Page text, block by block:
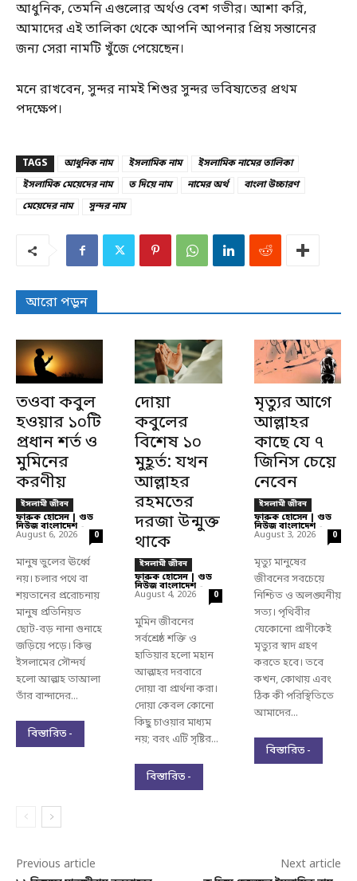
আধুনিক, তেমনি এগুলোর অর্থও বেশ গভীর। আশা করি,
আমাদের এই তালিকা থেকে আপনি আপনার প্রিয় সন্তানের
জন্য সেরা নামটি খুঁজে পেয়েছেন।
মনে রাখবেন, সুন্দর নামই শিশুর সুন্দর ভবিষ্যতের প্রথম
পদক্ষেপ।
TAGS আধুনিক নাম ইসলামিক নাম
ইসলামিক নামের তালিকা
ইসলামিক মেয়েদের নাম
ত দিয়ে নাম নামের অর্থ
বাংলা উচ্চারণ
মেয়েদের নাম
সুন্দর নাম
আরো পড়ুন
তওবা কবুল
হওয়ার ১০টি
প্রধান শর্ত ও
মুমিনের
করণীয়
ইসলামী জীবন
ফারুক হোসেন | গুড
নিউজ বাংলাদেশ -
August 6, 2026 0
মানুষ ভুলের ঊর্ধ্বে
নয়। চলার পথে বা
শয়তানের প্ররোচনায়
মানুষ প্রতিনিয়ত
ছোট-বড় নানা গুনাহে
জড়িয়ে পড়ে। কিন্তু
ইসলামের সৌন্দর্য
হলো আল্লাহ তাআলা
তাঁর বান্দাদের...
বিস্তারিত -
দোয়া
কবুলের
বিশেষ ১০
মুহূর্ত: যখন
আল্লাহর
রহমতের
দরজা উন্মুক্ত
থাকে
ইসলামী জীবন
ফারুক হোসেন | গুড
নিউজ বাংলাদেশ -
August 4, 2026 0
মুমিন জীবনের
সর্বশ্রেষ্ঠ শক্তি ও
হাতিয়ার হলো মহান
আল্লাহর দরবারে
দোয়া বা প্রার্থনা করা।
দোয়া কেবল কোনো
কিছু চাওয়ার মাধ্যম
নয়; বরং এটি সৃষ্টির...
বিস্তারিত -
মৃত্যুর আগে
আল্লাহর
কাছে যে ৭
জিনিস চেয়ে
নেবেন
ইসলামী জীবন
ফারুক হোসেন | গুড
নিউজ বাংলাদেশ -
August 3, 2026 0
মৃত্যু মানুষের
জীবনের সবচেয়ে
নিশ্চিত ও অলঙ্ঘনীয়
সত্য। পৃথিবীর
যেকোনো প্রাণীকেই
মৃত্যুর স্বাদ গ্রহণ
করতে হবে। তবে
কখন, কোথায় এবং
ঠিক কী পরিস্থিতিতে
আমাদের...
বিস্তারিত -
Previous article Next article